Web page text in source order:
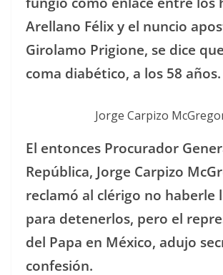
Arellano Félix y el nuncio
Girolamo Prigione, se dice
coma diabético, a los 58 años.
Jorge Carpizo
El entonces Procurador
República, Jorge Carpizo
reclamó al clérigo no haberle
para detenerlos, pero el
del Papa en México, adujo
confesión.